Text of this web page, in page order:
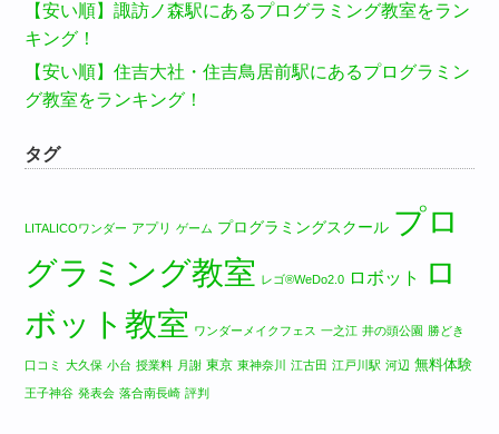
【安い順】諏訪ノ森駅にあるプログラミング教室をラン
キング！
【安い順】住吉大社・住吉鳥居前駅にあるプログラミン
グ教室をランキング！
タグ
LITALICOワンダー アプリ ゲーム プログラミングスクール プロ
グラミング教室 レゴ®WeDo2.0 ロボット
ロ
ボット教室 ワンダーメイクフェス 一之江 井の頭公園 勝どき
口コミ 大久保 小台 授業料 月謝 東京 東神奈川 江古田 江戸川駅 河辺 無料体験
王子神谷 発表会 落合南長崎 評判